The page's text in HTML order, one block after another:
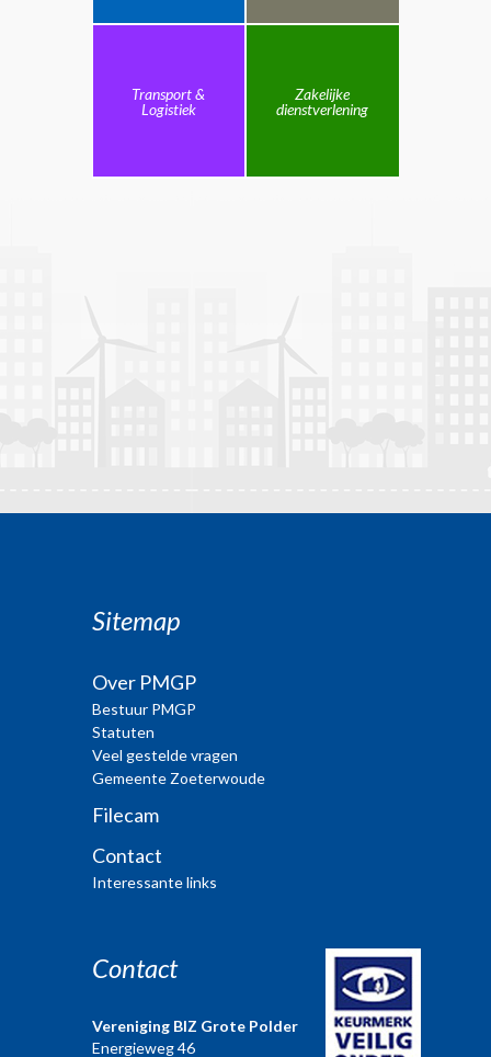
Transport &
Logistiek
Zakelijke
dienstverlening
Sitemap
Over PMGP
Bestuur PMGP
Statuten
Veel gestelde vragen
Gemeente Zoeterwoude
Filecam
Contact
Interessante links
Contact
Vereniging BIZ Grote Polder
Energieweg 46